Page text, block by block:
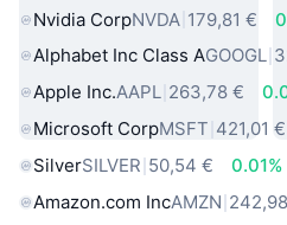
Nvidia CorpNVDA 179,81 €
Alphabet Inc Class AGOOGL
Apple Inc.AAPL 263,78 €
Microsoft CorpMSFT 421,01 €
SilverSILVER 50,54 €
0.01%
Amazon.com IncAMZN